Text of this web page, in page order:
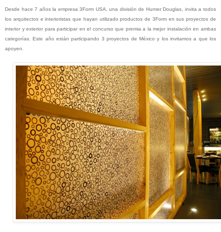
Desde hace 7 años la empresa 3Form USA, una división de Hunter Douglas, invita a todos
los arquitectos e interioristas que hayan utilizado productos de 3Form en sus proyectos de
interior y exterior para participar en el concurso que premia a la mejor instalación en ambas
categorías. Este año están participando 3 proyectos de México y los invitamos a que los
apoyen.